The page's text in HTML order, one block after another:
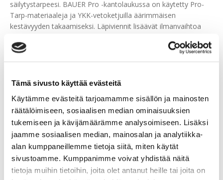
Tämä sivusto käyttää evästeitä
Käytämme evästeitä tarjoamamme sisällön ja mainosten
räätälöimiseen, sosiaalisen median ominaisuuksien
tukemiseen ja kävijämäärämme analysoimiseen. Lisäksi
jaamme sosiaalisen median, mainosalan ja analytiikka-
alan kumppaneillemme tietoja siitä, miten käytät
sivustoamme. Kumppanimme voivat yhdistää näitä
tietoja muihin tietoihin, joita olet antanut heille tai joita on
säilytystarpeesi. BAUER Pro -kantolaukussa on käytetty Pro-
Tarp-materiaaleja ja YKK-vetoketjuilla äärimmäisen
kestävyyden takaamiseksi. Läpiviennit lisäävät ilmanvaihtoa
Lisäksi kaksi sisäistä verkkotaskua toimivat täydellisenä
Tutustu myös